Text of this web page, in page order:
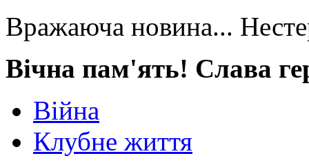
Вражаюча новина...
Вічна пам'ять! Слава
Війна
Клубне життя